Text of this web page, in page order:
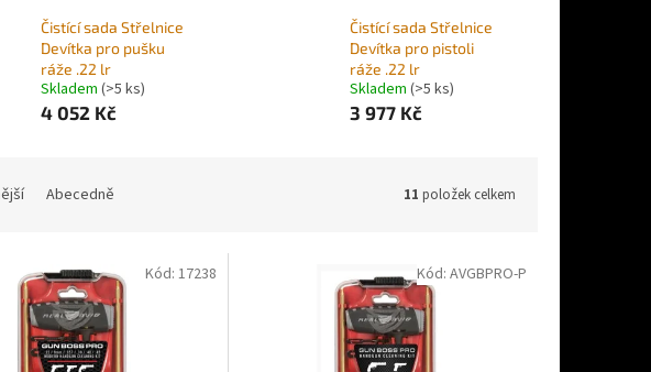
Čistící sada Střelnice
Devítka pro pušku
ráže .22 lr
Skladem (>5 ks)
4 052 Kč
Čistící sada Střelnice
Devítka pro pistoli
ráže .22 lr
Skladem (>5 ks)
3 977 Kč
Abecedně 11 položek celkem
Kód: 17238 Kód: AVGBPRO-P